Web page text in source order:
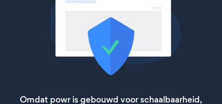
Omdat powr is gebouwd voor schaalbaarheid,